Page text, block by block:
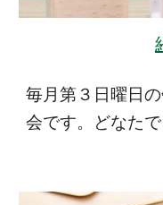
毎月第３日曜日
会です。どなたで